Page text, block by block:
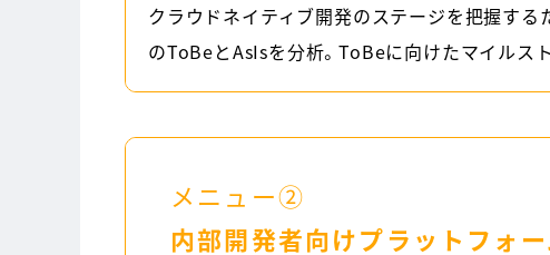
クラウドネイティブ開発のステージを把握する
のToBeとAsIsを分析。ToBeに向けたマイルス
メニュー②
内部開発者向けプラットフォー